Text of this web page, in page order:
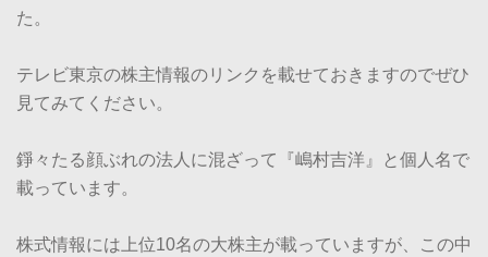
た。
テレビ東京の株主情報のリンクを載せておきますのでぜひ
見てみてください。
錚々たる顔ぶれの法人に混ざって『嶋村吉洋』と個人名で
載っています。
株式情報には上位10名の大株主が載っていますが、この中